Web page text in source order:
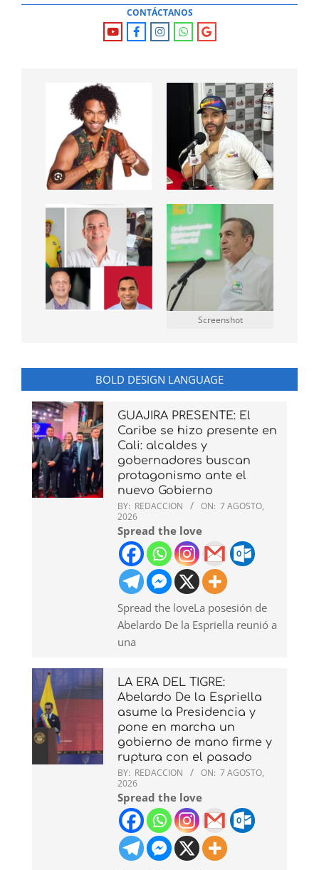
CONTÁCTANOS
Screenshot
BOLD DESIGN LANGUAGE
GUAJIRA PRESENTE: El
Caribe se hizo presente en
Cali: alcaldes y
gobernadores buscan
protagonismo ante el
nuevo Gobierno
BY: REDACCION ON: 7 AGOSTO,
2026
Spread the love
Spread the loveLa posesión de
Abelardo De la Espriella reunió a
una
LA ERA DEL TIGRE:
Abelardo De la Espriella
asume la Presidencia y
pone en marcha un
gobierno de mano firme y
ruptura con el pasado
BY: REDACCION ON: 7 AGOSTO,
2026
Spread the love